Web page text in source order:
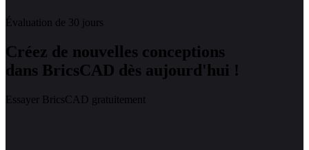
Évaluation de 30 jours
Créez de nouvelles conceptions
dans BricsCAD dès aujourd'hui !
Essayer BricsCAD gratuitement